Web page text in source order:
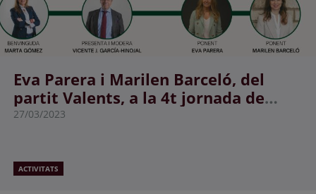
Eva Parera i Marilen Barceló, del
partit Valents, a la 4t jornada de
Trobades en Clau Registral
27/03/2023
ACTIVITATS